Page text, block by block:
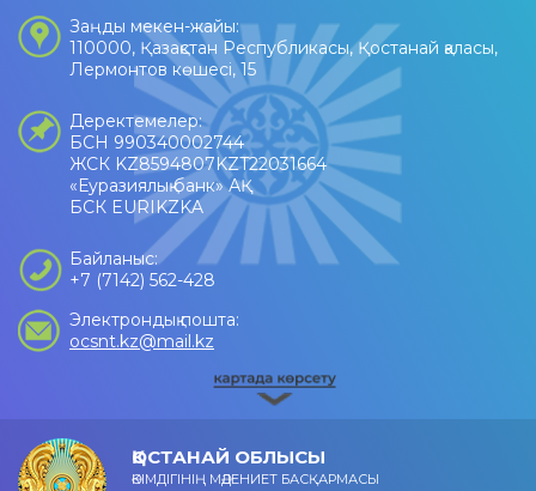
Заңды мекен-жайы:
110000, Қазақстан Республикасы, Қостанай қаласы,
Лермонтов көшесі, 15
Деректемелер:
БСН 990340002744
ЖСК KZ8594807KZT22031664
«Еуразиялық банк» АҚ
БСК EURIKZKA
Байланыс:
+7 (7142) 562-428
Электрондық пошта:
ocsnt.kz@mail.kz
ҚОСТАНАЙ ОБЛЫСЫ
ӘКІМДІГІНІҢ МӘДЕНИЕТ БАСҚАРМАСЫ